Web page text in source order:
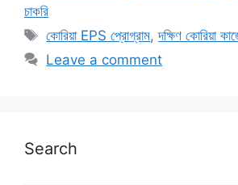
চাকরি
Tags
কোরিয়া EPS প্রোগ্রাম,দক্ষিণ কোরিয়া
Leave a comment
Search